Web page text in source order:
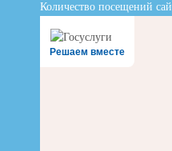
Количество посещений
Решаем вместе